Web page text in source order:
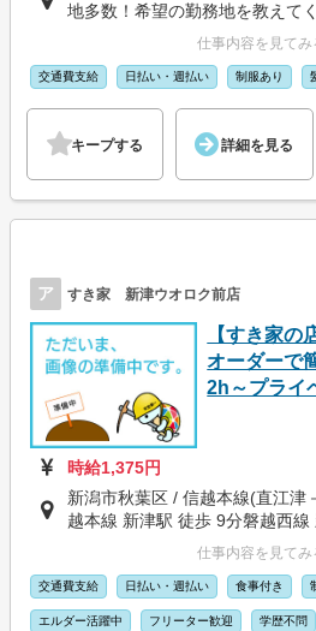
地多数！希望の勤務地を教えて
仕事内容を見て
交通費支給 日払い・週払い 制服あり
キープする 詳細を見る
ア すき家 新津ウオロク前店
【すき家の
オーダーで
2h～プライ
時給1,375円
新潟市秋葉区 / 信越本線(直江津
越本線 新津駅 徒歩 9分磐越西線
仕事内容を見て
交通費支給 日払い・週払い 食事付き
エルダー活躍中 フリーター歓迎 学歴不問